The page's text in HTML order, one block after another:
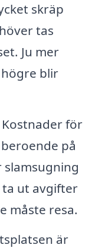
skräp
tas
Ju mer
blir
Kostnader för
på
ta ut avgifter
måste resa.
är